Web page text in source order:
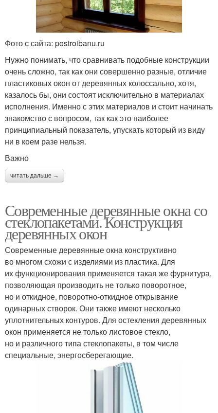
Фото с сайта: postroibanu.ru
Нужно понимать, что сравнивать подобные конструкции
очень сложно, так как они совершенно разные, отличие
пластиковых окон от деревянных колоссально, хотя,
казалось бы, они состоят исключительно в материалах
исполнения. Именно с этих материалов и стоит начинать
знакомство с вопросом, так как это наиболее
принципиальный показатель, упускать который из виду
ни в коем разе нельзя.
Важно
читать дальше →
Современные деревянные окна со
стеклопакетами. Конструкция
деревянных окон
Современные деревянные окна конструктивно
во многом схожи с изделиями из пластика. Для
их функционирования применяется такая же фурнитура,
позволяющая производить не только поворотное,
но и откидное, поворотно-откидное открывание
одинарных створок. Они также имеют несколько
уплотнительных контуров. Для остекления деревянных
окон применяется не только листовое стекло,
но и различного типа стеклопакеты, в том числе
специальные, энергосберегающие.